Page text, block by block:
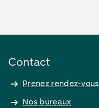
Contact
Prenez rendez-vous
Nos bureaux